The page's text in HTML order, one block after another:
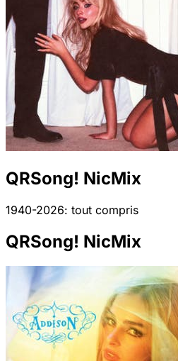
QRSong! NicMix
1940-2026: tout compris
QRSong! NicMix